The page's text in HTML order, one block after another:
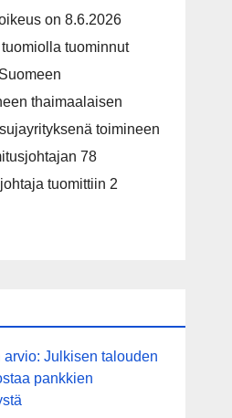
on 8.6.2026
tuominnut
thaimaalaisen
toimineen
78
tuomittiin 2
Julkisen talouden
pankkien